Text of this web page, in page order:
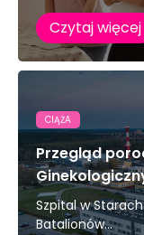
Czytaj więcej
CIĄŻA
Przegląd
Szpital w
Batalionów...